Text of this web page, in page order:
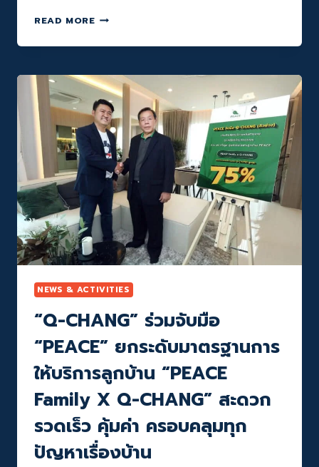
READ MOREQ-
จับ
ครบ
3
MARKETPLACE
ลูกค้า
ซื้อ
อุปกรณ์
เกี่ยว
กับ
ใน
แอปฯ
SHOPEE
LAZADA
NOCNOC
บริการ
ตั้ง
จาก
Q-
ได้
ทันที
เสริม
ประสบการณ์
ONE
STOP
SERVICE
NEWS & ACTIVITIES
“Q-CHANG” ร่วมจับมือ
“PEACE” ยกระดับมาตรฐานการ
ให้บริการลูกบ้าน “PEACE
Family X Q-CHANG” สะดวก
รวดเร็ว คุ้มค่า ครอบคลุมทุก
ปัญหาเรื่องบ้าน